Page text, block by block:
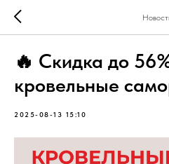
🔥 Скидка до
кровельные
2025-08-13 15:10